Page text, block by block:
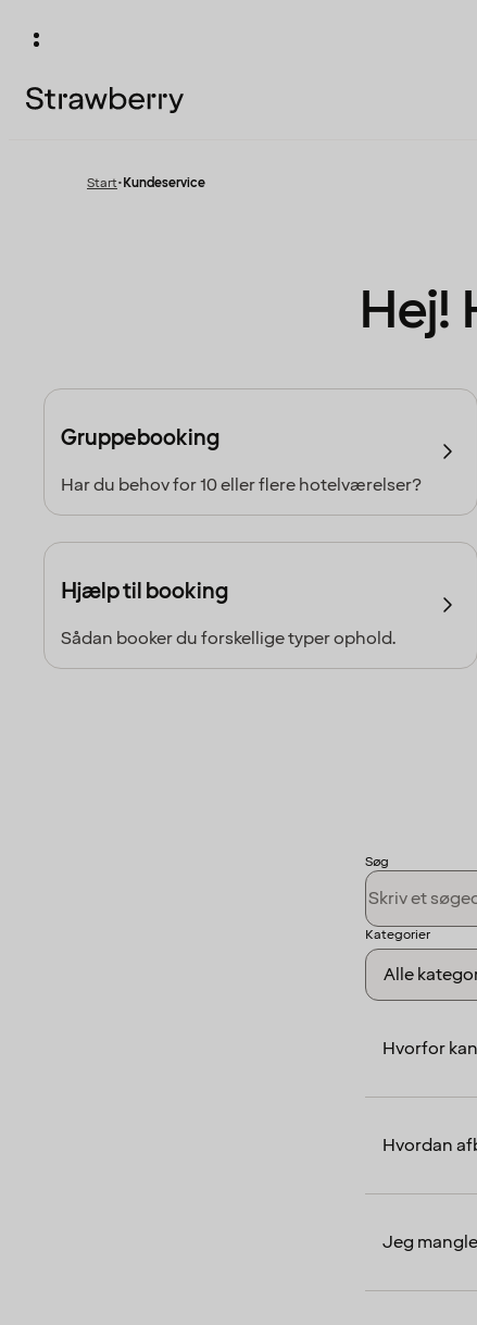
Start•Kundeservice
Hej!
Gruppebooking
Har du behov for 10 eller flere hotelværelser?
Hjælp til booking
Sådan booker du forskellige typer ophold.
Søg
Kategorier
Hvorfor
Hvordan
Jeg